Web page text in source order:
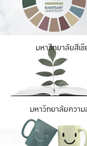
มหาวิทยาลัยสีเ
มหาวิทยาลัยควา